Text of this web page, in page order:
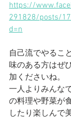
https://
291828/posts/
d=n
自己流でやるこ
味のある方はぜ
加くださいね。
一人よりみんな
の料理や野菜が
したり楽しんで